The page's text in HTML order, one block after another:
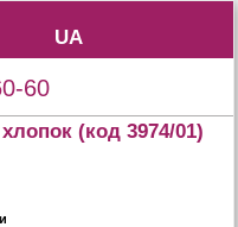
UA
UA
60
(код 3974/01)